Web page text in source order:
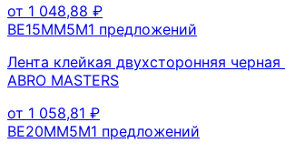
от 1 048,88 ₽
BE15MM5M1 предложений
Лента клейкая двухсторонняя
ABRO MASTERS
от 1 058,81 ₽
BE20MM5M1 предложений